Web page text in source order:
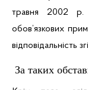
травня 2002
обов’язкових
відповідальність
За таких